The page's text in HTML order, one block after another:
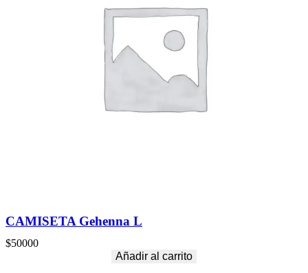
CAMISETA Gehenna L
$50000
Añadir al carrito